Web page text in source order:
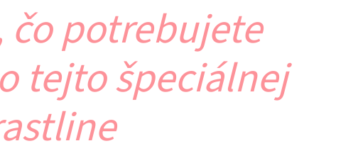
čo potrebujete
tejto špeciálnej